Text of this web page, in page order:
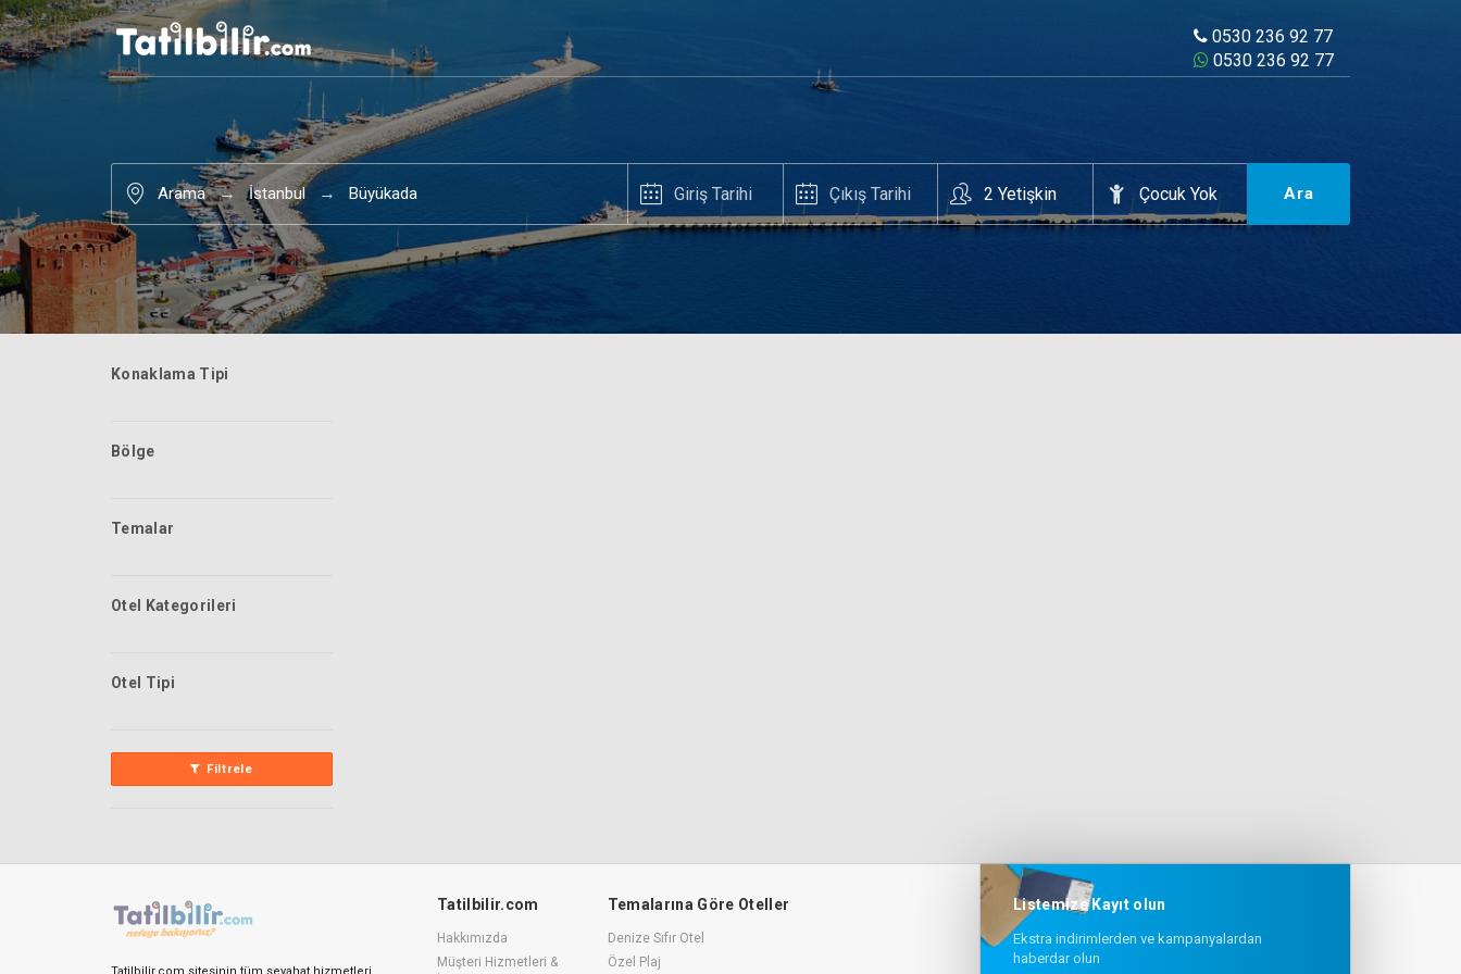
0530 236 92 77
0530 236 92 77
Arama İstanbul Büyükada Ara
Konaklama Tipi
Bölge
Temalar
Otel Kategorileri
Otel Tipi
Filtrele
Tatilbilir.com
Hakkımızda
Müşteri Hizmetleri &
Temalarına Göre Oteller
Denize Sıfır Otel
Özel Plaj
Listemize Kayıt olun
Ekstra indirimlerden ve kampanyalardan
haberdar olun